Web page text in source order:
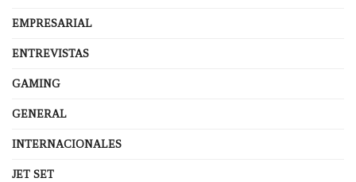
EMPRESARIAL
ENTREVISTAS
GAMING
GENERAL
INTERNACIONALES
JET SET